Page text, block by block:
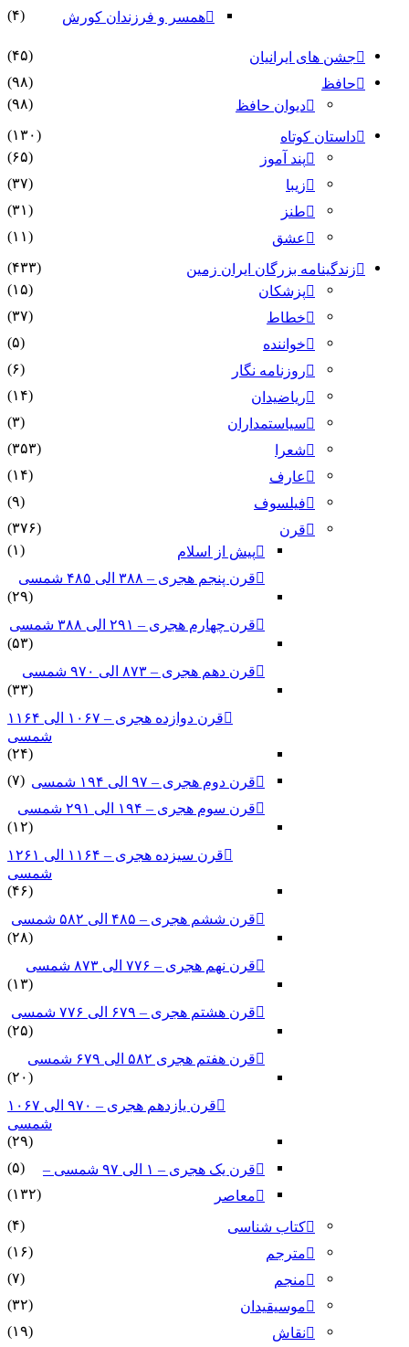
همسر و فرزندان کورش
(۴)
جشن های ایرانیان
(۴۵)
حافظ
(۹۸)
دیوان حافظ
(۹۸)
داستان کوتاه
(۱۳۰)
پند آموز
(۶۵)
زیبا
(۳۷)
طنز
(۳۱)
عشق
(۱۱)
زندگینامه بزرگان ایران زمین
(۴۳۳)
پزشکان
(۱۵)
خطاط
(۳۷)
خواننده
(۵)
روزنامه نگار
(۶)
ریاضیدان
(۱۴)
سیاستمداران
(۳)
شعرا
(۳۵۳)
عارف
(۱۴)
فیلسوف
(۹)
قرن
(۳۷۶)
پیش از اسلام
(۱)
قرن پنجم هجری – ۳۸۸ الی ۴۸۵ شمسی
(۲۹)
قرن چهارم هجری – ۲۹۱ الی ۳۸۸ شمسی
(۵۳)
قرن دهم هجری – ۸۷۳ الی ۹۷۰ شمسی
(۳۳)
قرن دوازده هجری – ۱۰۶۷ الی ۱۱۶۴
شمسی
(۲۴)
قرن دوم هجری – ۹۷ الی ۱۹۴ شمسی
(۷)
قرن سوم هجری – ۱۹۴ الی ۲۹۱ شمسی
(۱۲)
قرن سیزده هجری – ۱۱۶۴ الی ۱۲۶۱
شمسی
(۴۶)
قرن ششم هجری – ۴۸۵ الی ۵۸۲ شمسی
(۲۸)
قرن نهم هجری – ۷۷۶ الی ۸۷۳ شمسی
(۱۳)
قرن هشتم هجری – ۶۷۹ الی ۷۷۶ شمسی
(۲۵)
قرن هفتم هجری ۵۸۲ الی ۶۷۹ شمسی
(۲۰)
قرن یازدهم هجری – ۹۷۰ الی ۱۰۶۷
شمسی
(۲۹)
قرن یک هجری – ۱ الی ۹۷ شمسی –
(۵)
معاصر
(۱۳۲)
کتاب شناسی
(۴)
مترجم
(۱۶)
منجم
(۷)
موسیقیدان
(۳۲)
نقاش
(۱۹)